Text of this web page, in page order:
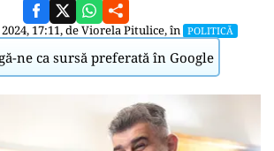
17:11, deViorela Pitulice, în POLITICĂ
ne ca sursă preferată în Google